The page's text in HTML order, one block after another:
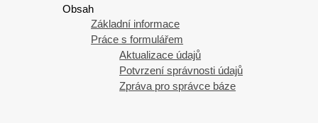
Obsah
Základní informace
Práce s formulářem
Aktualizace údajů
Potvrzení správnosti údajů
Zpráva pro správce báze